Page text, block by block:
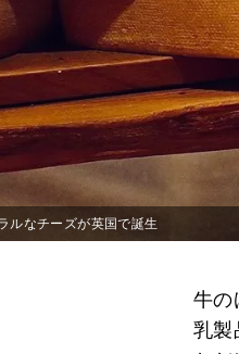
ルなチーズが英国で誕生
牛の
乳製